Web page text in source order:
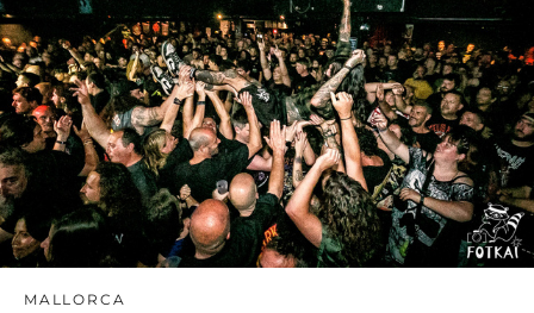
MALLORCA